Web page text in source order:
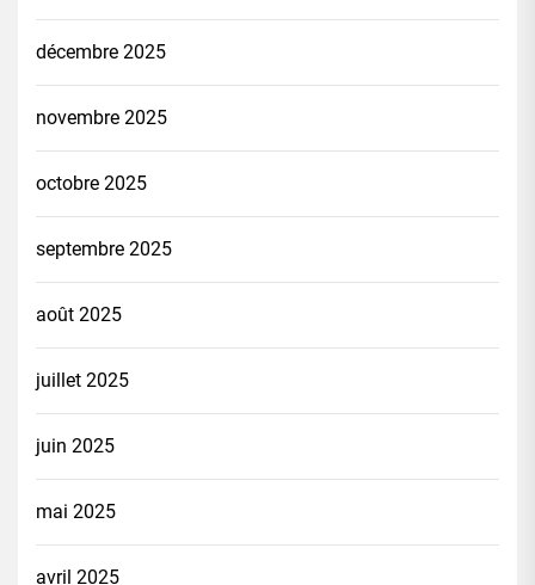
décembre 2025
novembre 2025
octobre 2025
septembre 2025
août 2025
juillet 2025
juin 2025
mai 2025
avril 2025